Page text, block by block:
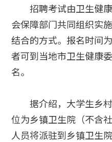
招聘考试由卫生健康
会保障部门共同组织实
结合的方式。报名时间
者可到当地市卫生健康
名。
据介绍，大学生乡村
位为乡镇卫生院（不含
人员将派驻到乡镇卫生